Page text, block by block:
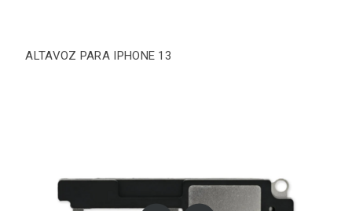
ALTAVOZ PARA IPHONE 13